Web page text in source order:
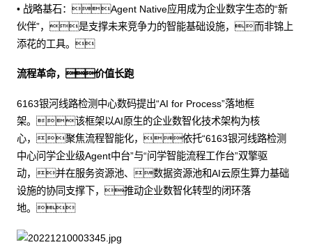
• 战略基石：Agent Native应用成为企业数字生态的“新
伙伴”，是支撑未来竞争力的智能基础设施，而非锦上
添花的工具。
流程革命，价值长跑
6163银河线路检测中心数码提出“AI for Process”落地框
架。该框架以AI原生的企业数智化技术架构为核
心，聚焦流程智能化，依托“6163银河线路检测
中心问学企业级Agent中台”与“问学智能流程工作台”双擎驱
动，并在服务资源池、数据资源池和AI云原生算力基础
设施的协同支撑下，推动企业数智化转型的闭环落
地。